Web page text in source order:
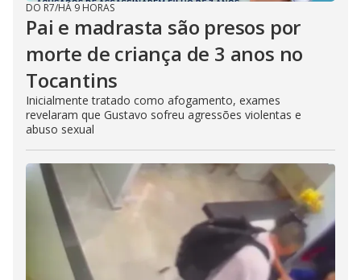
DO R7/HÁ 9 HORAS
Pai e madrasta são presos por
morte de criança de 3 anos no
Tocantins
Inicialmente tratado como afogamento, exames
revelaram que Gustavo sofreu agressões violentas e
abuso sexual